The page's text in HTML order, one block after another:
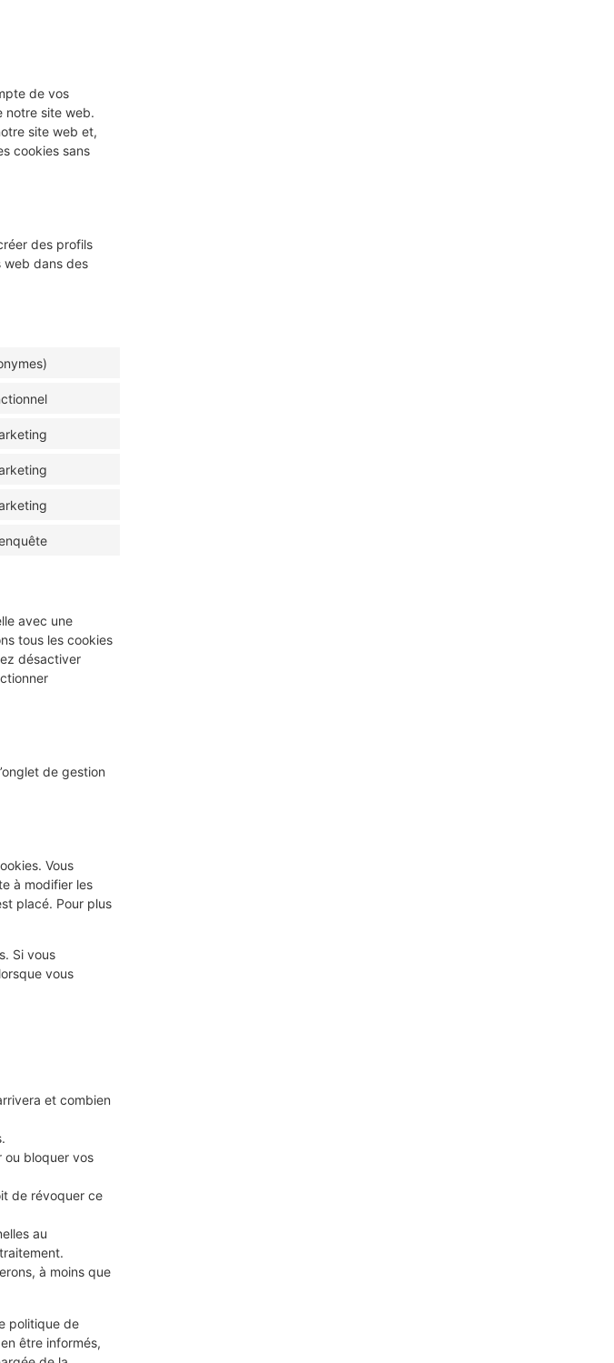
de vos
notre site web.
site web et,
cookies sans
des profils
web dans des
avec une
tous les cookies
désactiver
de gestion
Vous
à modifier les
placé. Pour plus
Si vous
vous
et combien
ou bloquer vos
de révoquer ce
au
à moins que
politique de
être informés,